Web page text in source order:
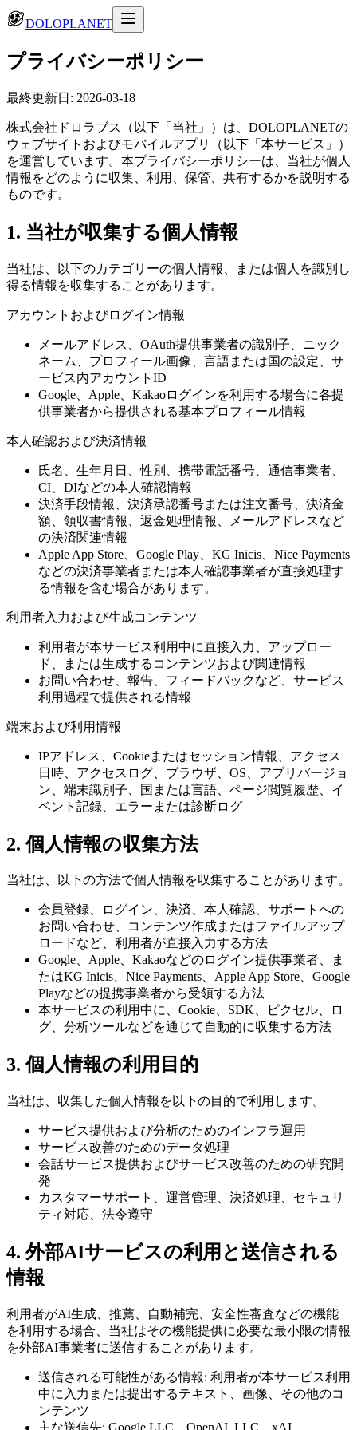
DOLOPLANET
プライバシーポリシー
最終更新日: 2026-03-18
株式会社ドロラブス（以下「当社」）は、DOLOPLANETの
ウェブサイトおよびモバイルアプリ（以下「本サービス」）
を運営しています。本プライバシーポリシーは、当社が個人
情報をどのように収集、利用、保管、共有するかを説明する
ものです。
1. 当社が収集する個人情報
当社は、以下のカテゴリーの個人情報、または個人を識別し
得る情報を収集することがあります。
アカウントおよびログイン情報
メールアドレス、OAuth提供事業者の識別子、ニック
ネーム、プロフィール画像、言語または国の設定、サ
ービス内アカウントID
Google、Apple、Kakaoログインを利用する場合に各提
供事業者から提供される基本プロフィール情報
本人確認および決済情報
氏名、生年月日、性別、携帯電話番号、通信事業者、
CI、DIなどの本人確認情報
決済手段情報、決済承認番号または注文番号、決済金
額、領収書情報、返金処理情報、メールアドレスなど
の決済関連情報
Apple App Store、Google Play、KG Inicis、Nice Payments
などの決済事業者または本人確認事業者が直接処理す
る情報を含む場合があります。
利用者入力および生成コンテンツ
利用者が本サービス利用中に直接入力、アップロー
ド、または生成するコンテンツおよび関連情報
お問い合わせ、報告、フィードバックなど、サービス
利用過程で提供される情報
端末および利用情報
IPアドレス、Cookieまたはセッション情報、アクセス
日時、アクセスログ、ブラウザ、OS、アプリバージョ
ン、端末識別子、国または言語、ページ閲覧履歴、イ
ベント記録、エラーまたは診断ログ
2. 個人情報の収集方法
当社は、以下の方法で個人情報を収集することがあります。
会員登録、ログイン、決済、本人確認、サポートへの
お問い合わせ、コンテンツ作成またはファイルアップ
ロードなど、利用者が直接入力する方法
Google、Apple、Kakaoなどのログイン提供事業者、ま
たはKG Inicis、Nice Payments、Apple App Store、Google
Playなどの提携事業者から受領する方法
本サービスの利用中に、Cookie、SDK、ピクセル、ロ
グ、分析ツールなどを通じて自動的に収集する方法
3. 個人情報の利用目的
当社は、収集した個人情報を以下の目的で利用します。
サービス提供および分析のためのインフラ運用
サービス改善のためのデータ処理
会話サービス提供およびサービス改善のための研究開
発
カスタマーサポート、運営管理、決済処理、セキュリ
ティ対応、法令遵守
4. 外部AIサービスの利用と送信される
情報
利用者がAI生成、推薦、自動補完、安全性審査などの機能
を利用する場合、当社はその機能提供に必要な最小限の情報
を外部AI事業者に送信することがあります。
送信される可能性がある情報: 利用者が本サービス利用
中に入力または提出するテキスト、画像、その他のコ
ンテンツ
主な送信先: Google LLC、OpenAI, LLC、xAI